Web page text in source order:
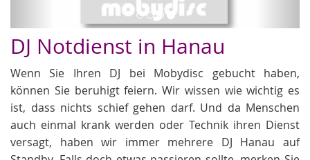
DJ Notdienst in Hanau
Wenn Sie Ihren DJ bei Mobydisc gebucht haben,
können Sie beruhigt feiern. Wir wissen wie wichtig es
ist, dass nichts schief gehen darf. Und da Menschen
auch einmal krank werden oder Technik ihren Dienst
versagt, haben wir immer mehrere DJ Hanau auf